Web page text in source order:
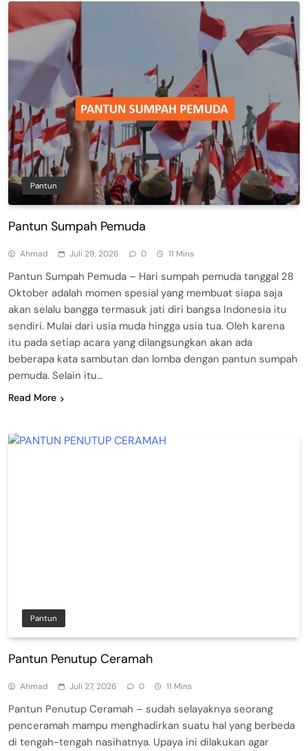
Pantun
Pantun Sumpah Pemuda
Ahmad Juli 29, 2026 0 11 Mins
Pantun Sumpah Pemuda – Hari sumpah pemuda tanggal 28
Oktober adalah momen spesial yang membuat siapa saja
akan selalu bangga termasuk jati diri bangsa Indonesia itu
sendiri. Mulai dari usia muda hingga usia tua. Oleh karena
itu pada setiap acara yang dilangsungkan akan ada
beberapa kata sambutan dan lomba dengan pantun sumpah
pemuda. Selain itu…
Read More
Pantun
Pantun Penutup Ceramah
Ahmad Juli 27, 2026 0 11 Mins
Pantun Penutup Ceramah – sudah selayaknya seorang
penceramah mampu menghadirkan suatu hal yang berbeda
di tengah-tengah nasihatnya. Upaya ini dilakukan agar